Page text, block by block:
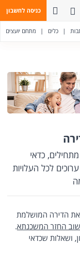
כניסה לחשבון
פתח חיפושחייגו אלינו
| כלים | מתחם יועצים
כדאי
לכל העלויות
את הדירה המושלמת
החזר המשכנתא.
ושאלות שכדאי